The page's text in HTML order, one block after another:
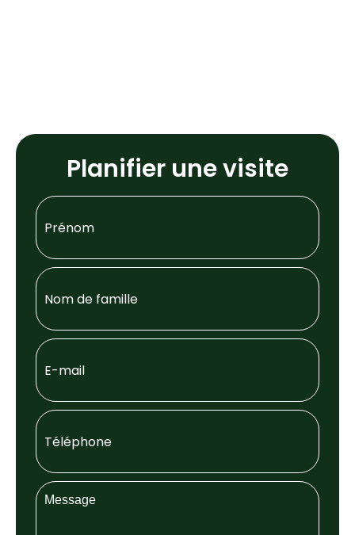
Planifier une visite